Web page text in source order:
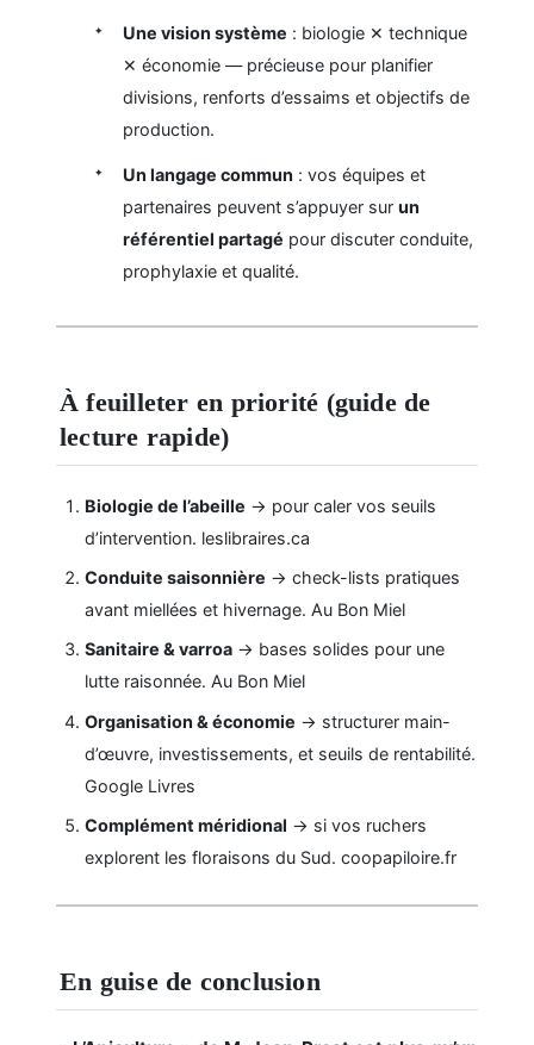
Une vision système : biologie ✕ technique
✕ économie — précieuse pour planifier
divisions, renforts d’essaims et objectifs de
production.
Un langage commun : vos équipes et
partenaires peuvent s’appuyer sur un
référentiel partagé pour discuter conduite,
prophylaxie et qualité.
À feuilleter en priorité (guide de
lecture rapide)
Biologie de l’abeille → pour caler vos seuils
d’intervention. leslibraires.ca
Conduite saisonnière → check-lists pratiques
avant miellées et hivernage. Au Bon Miel
Sanitaire & varroa → bases solides pour une
lutte raisonnée. Au Bon Miel
Organisation & économie → structurer main-
d’œuvre, investissements, et seuils de rentabilité.
Google Livres
Complément méridional → si vos ruchers
explorent les floraisons du Sud. coopapiloire.fr
En guise de conclusion